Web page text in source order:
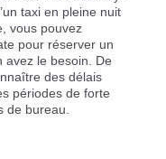
taxi en pleine nuit
vous pouvez
pour réserver un
avez le besoin. De
des délais
périodes de forte
de bureau.